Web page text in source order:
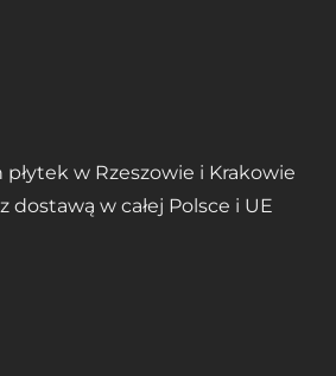
w Rzeszowie i Krakowie
w całej Polsce i UE